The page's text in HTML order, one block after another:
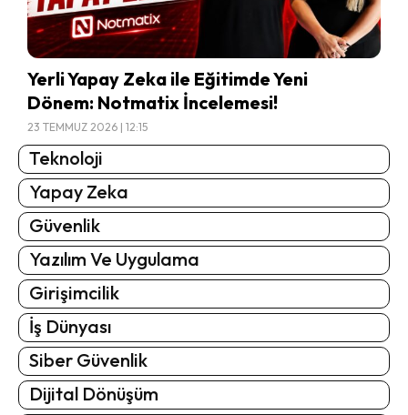
Yerli Yapay Zeka ile Eğitimde Yeni
Dönem: Notmatix İncelemesi!
23 TEMMUZ 2026 | 12:15
Teknoloji
Yapay Zeka
Güvenlik
Yazılım Ve Uygulama
Girişimcilik
İş Dünyası
Siber Güvenlik
Dijital Dönüşüm